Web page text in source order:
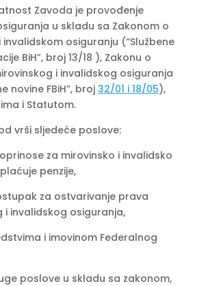
Zavoda je provođenje
u skladu sa Zakonom o
osiguranju (“Službene
BiH”, broj 13/18 ), Zakonu o
i invalidskog osiguranja
novine FBiH”, broj 32/01 i 18/05),
i Statutom.
vrši sljedeće poslove:
za mirovinsko i invalidsko
penzije,
za ostvarivanje prava
i invalidskog osiguranja,
i imovinom Federalnog
poslove u skladu sa zakonom,